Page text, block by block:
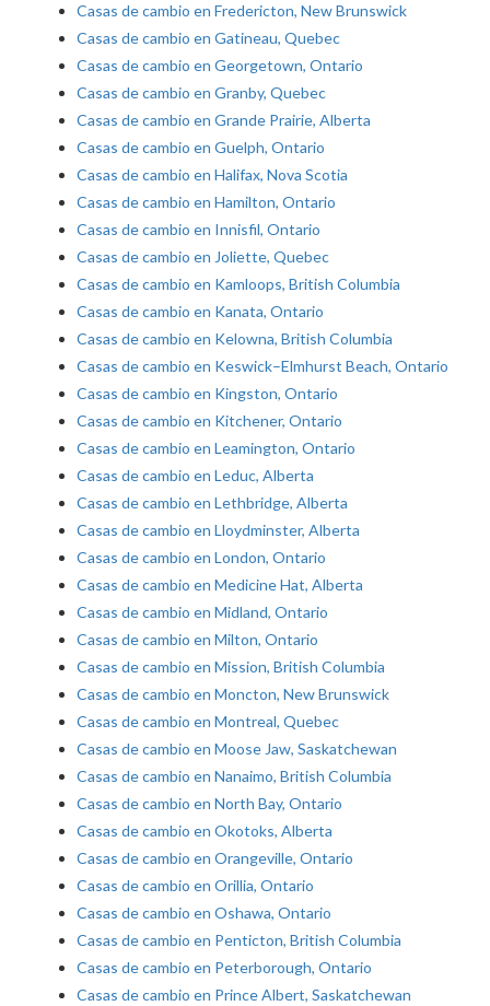
Casas de cambio en Fredericton, New Brunswick
Casas de cambio en Gatineau, Quebec
Casas de cambio en Georgetown, Ontario
Casas de cambio en Granby, Quebec
Casas de cambio en Grande Prairie, Alberta
Casas de cambio en Guelph, Ontario
Casas de cambio en Halifax, Nova Scotia
Casas de cambio en Hamilton, Ontario
Casas de cambio en Innisfil, Ontario
Casas de cambio en Joliette, Quebec
Casas de cambio en Kamloops, British Columbia
Casas de cambio en Kanata, Ontario
Casas de cambio en Kelowna, British Columbia
Casas de cambio en Keswick–Elmhurst Beach, Ontario
Casas de cambio en Kingston, Ontario
Casas de cambio en Kitchener, Ontario
Casas de cambio en Leamington, Ontario
Casas de cambio en Leduc, Alberta
Casas de cambio en Lethbridge, Alberta
Casas de cambio en Lloydminster, Alberta
Casas de cambio en London, Ontario
Casas de cambio en Medicine Hat, Alberta
Casas de cambio en Midland, Ontario
Casas de cambio en Milton, Ontario
Casas de cambio en Mission, British Columbia
Casas de cambio en Moncton, New Brunswick
Casas de cambio en Montreal, Quebec
Casas de cambio en Moose Jaw, Saskatchewan
Casas de cambio en Nanaimo, British Columbia
Casas de cambio en North Bay, Ontario
Casas de cambio en Okotoks, Alberta
Casas de cambio en Orangeville, Ontario
Casas de cambio en Orillia, Ontario
Casas de cambio en Oshawa, Ontario
Casas de cambio en Penticton, British Columbia
Casas de cambio en Peterborough, Ontario
Casas de cambio en Prince Albert, Saskatchewan